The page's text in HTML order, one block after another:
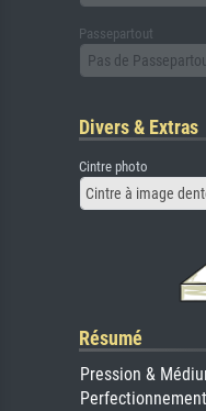
Passepartout
Pas de
Divers & Extras
Cintre photo
Cintre à image
Résumé
Pression &
Perfectionnement